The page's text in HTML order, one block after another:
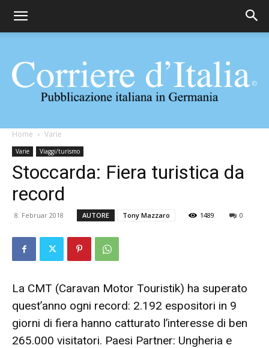
Corriere
d'Italia
Home Varie
Varie Viaggi/turismo
Stoccarda: Fiera turistica da
record
8. Februar 2018 AUTORE Tony Mazzaro 1489 0
La CMT (Caravan Motor Touristik) ha superato
quest’anno ogni record: 2.192 espositori in 9
giorni di fiera hanno catturato l’interesse di ben
265.000 visitatori. Paesi Partner: Ungheria e